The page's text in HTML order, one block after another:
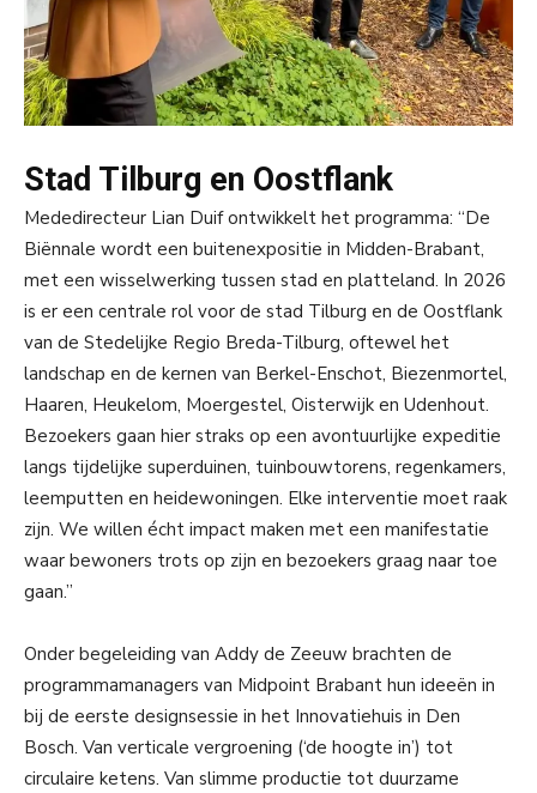
Stad Tilburg en Oostflank
Mededirecteur Lian Duif ontwikkelt het programma: “De
Biënnale wordt een buitenexpositie in Midden-Brabant,
met een wisselwerking tussen stad en platteland. In 2026
is er een centrale rol voor de stad Tilburg en de Oostflank
van de Stedelijke Regio Breda-Tilburg, oftewel het
landschap en de kernen van Berkel-Enschot, Biezenmortel,
Haaren, Heukelom, Moergestel, Oisterwijk en Udenhout.
Bezoekers gaan hier straks op een avontuurlijke expeditie
langs tijdelijke superduinen, tuinbouwtorens, regenkamers,
leemputten en heidewoningen. Elke interventie moet raak
zijn. We willen écht impact maken met een manifestatie
waar bewoners trots op zijn en bezoekers graag naar toe
gaan.”
Onder begeleiding van Addy de Zeeuw brachten de
programmamanagers van Midpoint Brabant hun ideeën in
bij de eerste designsessie in het Innovatiehuis in Den
Bosch. Van verticale vergroening (‘de hoogte in’) tot
circulaire ketens. Van slimme productie tot duurzame